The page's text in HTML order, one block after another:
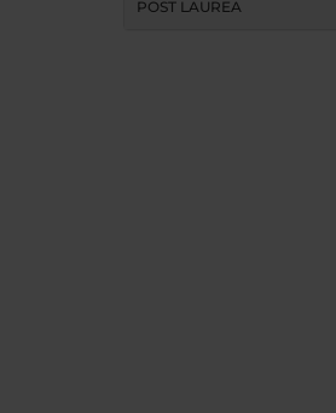
POST LAUREA